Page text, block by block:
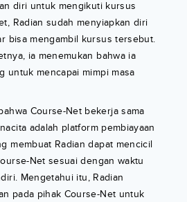
diri untuk mengikuti kursus
Radian sudah menyiapkan diri
bisa mengambil kursus tersebut.
ia menemukan bahwa ia
untuk mencapai mimpi masa
Course-Net bekerja sama
adalah platform pembiayaan
membuat Radian dapat mencicil
Net sesuai dengan waktu
Mengetahui itu, Radian
pada pihak Course-Net untuk